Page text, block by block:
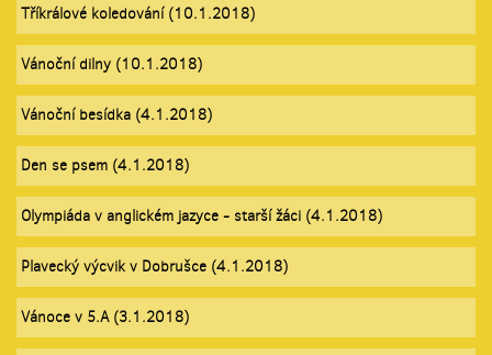
Tříkrálové koledování (10.1.2018)
Vánoční dilny (10.1.2018)
Vánoční besídka (4.1.2018)
Den se psem (4.1.2018)
Olympiáda v anglickém jazyce - starší žáci (4.1.2018)
Plavecký výcvik v Dobrušce (4.1.2018)
Vánoce v 5.A (3.1.2018)